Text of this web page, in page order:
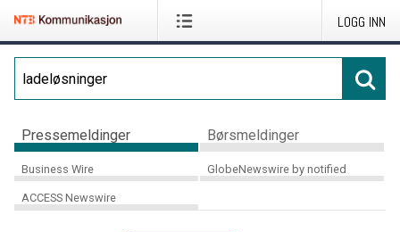
LOGG INN
Pressemeldinger Børsmeldinger
Business Wire GlobeNewswire by notified
ACCESS Newswire